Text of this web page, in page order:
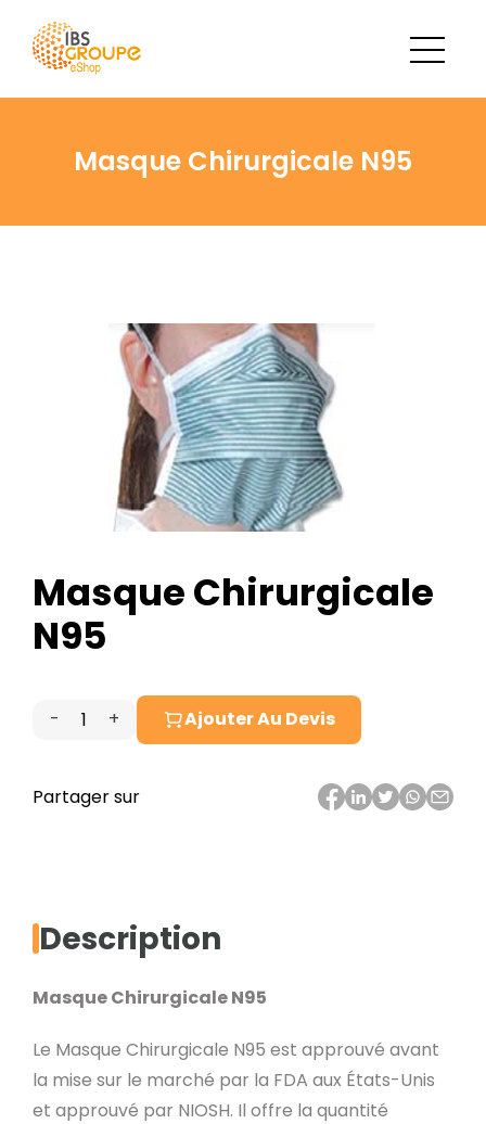
Masque Chirurgicale N95
Masque Chirurgicale
N95
-
quantité
Masque
+ Ajouter Au Devis
Partager sur
Description
Masque Chirurgicale N95
Le Masque Chirurgicale N95 est approuvé avant
la mise sur le marché par la FDA aux États-Unis
et approuvé par NIOSH. Il offre la quantité